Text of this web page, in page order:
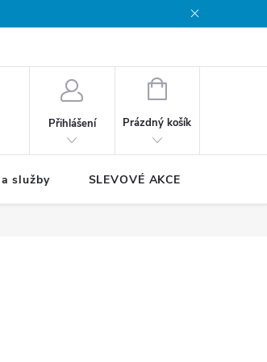
Přihlášení
NÁKUPNÍ
Prázdný košík
služby SLEVOVÉ AKCE